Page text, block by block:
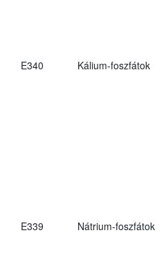
E340 Kálium-foszfátok
E339 Nátrium-foszfátok